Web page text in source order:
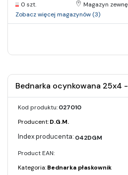
0 szt.
Magazyn
Zobacz więcej magazynów (3)
Bednarka ocynkowana 25x4
Kod produktu:027010
Producent:D.G.M.
042DGM
Product EAN:
Kategoria:Bednarka płaskownik